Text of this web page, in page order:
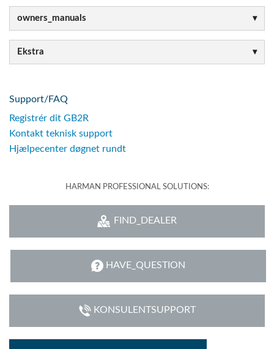
owners_manuals
Ekstra
Support/FAQ
Registrér dit GB2R
Kontakt teknisk support
Hjælpecenter døgnet rundt
HARMAN PROFESSIONAL SOLUTIONS:
FIND_DEALER
HAVE_QUESTION
KONSULENTSUPPORT